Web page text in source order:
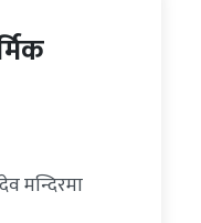
मन्दिरमा